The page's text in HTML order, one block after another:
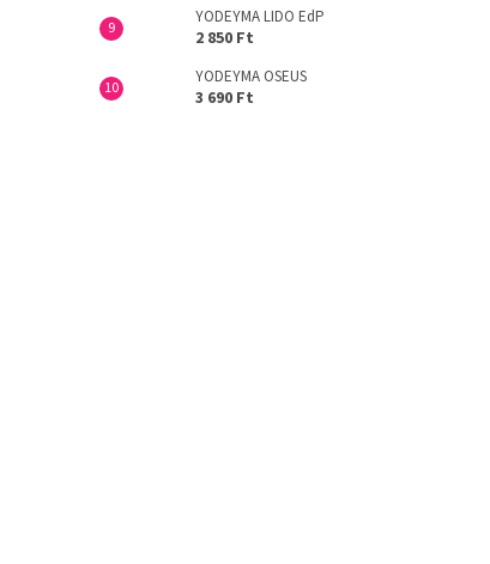
YODEYMA LIDO EdP
2 850 Ft
YODEYMA OSEUS
3 690 Ft